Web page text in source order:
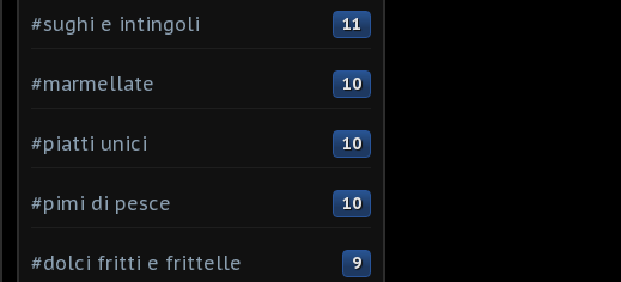
#sughi e intingoli 11
#marmellate 10
#piatti unici 10
#pimi di pesce 10
#dolci fritti e frittelle 9